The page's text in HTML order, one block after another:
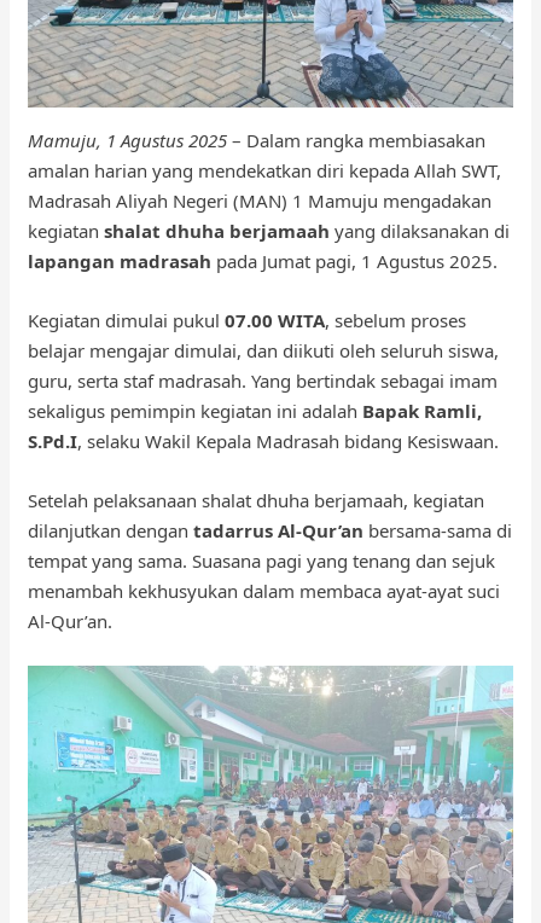
Mamuju, 1 Agustus 2025 – Dalam rangka membiasakan
amalan harian yang mendekatkan diri kepada Allah SWT,
Madrasah Aliyah Negeri (MAN) 1 Mamuju mengadakan
kegiatanshalat dhuha berjamaah yang dilaksanakan di
lapangan madrasah pada Jumat pagi, 1 Agustus 2025.
Kegiatan dimulai pukul07.00 WITA, sebelum proses
belajar mengajar dimulai, dan diikuti oleh seluruh siswa,
guru, serta staf madrasah. Yang bertindak sebagai imam
sekaligus pemimpin kegiatan ini adalah Bapak Ramli,
S.Pd.I, selaku Wakil Kepala Madrasah bidang Kesiswaan.
Setelah pelaksanaan shalat dhuha berjamaah, kegiatan
dilanjutkan dengantadarrus Al-Qur’an bersama-sama di
tempat yang sama. Suasana pagi yang tenang dan sejuk
menambah kekhusyukan dalam membaca ayat-ayat suci
Al-Qur’an.